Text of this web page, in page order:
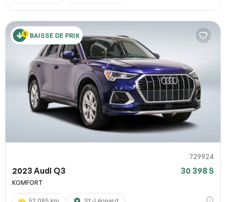
BAISSE DE PRIX
729924
2023 Audi Q3 30 398 $
KOMFORT